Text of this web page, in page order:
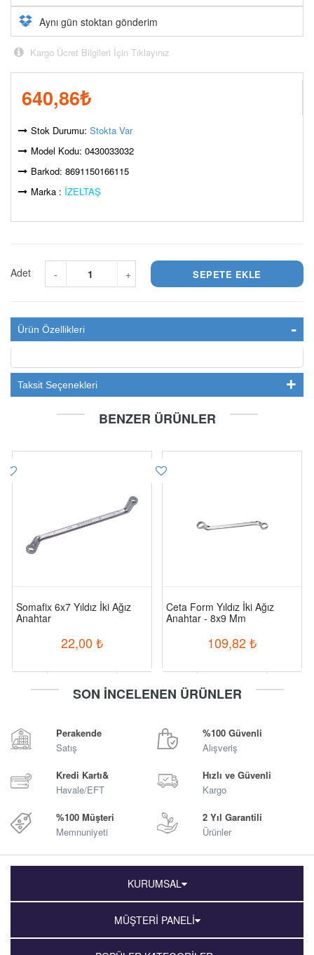
Aynı gün stoktan gönderim
Kargo Ücret Bilgileri İçin Tıklayınız
640,86₺
Stok Durumu: Stokta Var
Model Kodu: 0430033032
Barkod: 8691150166115
Marka : İZELTAŞ
Adet +
-
Ürün Özellikleri
Taksit Seçenekleri
BENZER ÜRÜNLER
Somafix 6x7 Yıldız İki Ağız
Anahtar
22,00 ₺
Ceta Form Yıldız İki Ağız
Anahtar - 8x9 Mm
109,82₺
SON İNCELENEN ÜRÜNLER
Perakende
Satış
%100 Güvenli
Alışveriş
Kredi Kartı&
Havale/EFT
Hızlı ve Güvenli
Kargo
%100 Müşteri
Memnuniyeti
2 Yıl Garantili
Ürünler
KURUMSAL
MÜŞTERİ PANELİ